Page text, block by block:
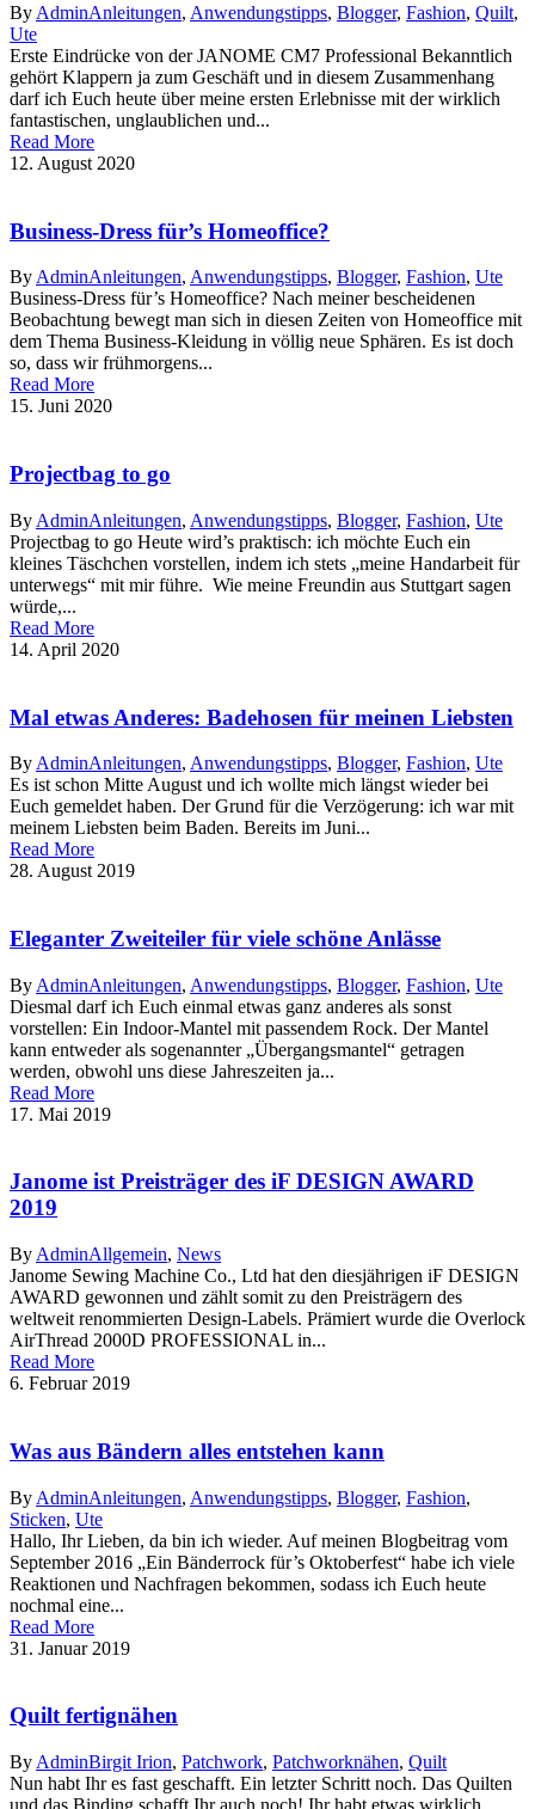
By AdminAnleitungen, Anwendungstipps, Blogger, Fashion, Quilt,
Ute
Erste Eindrücke von der JANOME CM7 Professional Bekanntlich
gehört Klappern ja zum Geschäft und in diesem Zusammenhang
darf ich Euch heute über meine ersten Erlebnisse mit der wirklich
fantastischen, unglaublichen und...
Read More
12. August 2020
Business-Dress für’s Homeoffice?
By AdminAnleitungen, Anwendungstipps, Blogger, Fashion, Ute
Business-Dress für’s Homeoffice? Nach meiner bescheidenen
Beobachtung bewegt man sich in diesen Zeiten von Homeoffice mit
dem Thema Business-Kleidung in völlig neue Sphären. Es ist doch
so, dass wir frühmorgens...
Read More
15. Juni 2020
Projectbag to go
By AdminAnleitungen, Anwendungstipps, Blogger, Fashion, Ute
Projectbag to go Heute wird’s praktisch: ich möchte Euch ein
kleines Täschchen vorstellen, indem ich stets „meine Handarbeit für
unterwegs“ mit mir führe. Wie meine Freundin aus Stuttgart sagen
würde,...
Read More
14. April 2020
Mal etwas Anderes: Badehosen für meinen Liebsten
By AdminAnleitungen, Anwendungstipps, Blogger, Fashion, Ute
Es ist schon Mitte August und ich wollte mich längst wieder bei
Euch gemeldet haben. Der Grund für die Verzögerung: ich war mit
meinem Liebsten beim Baden. Bereits im Juni...
Read More
28. August 2019
Eleganter Zweiteiler für viele schöne Anlässe
By AdminAnleitungen, Anwendungstipps, Blogger, Fashion, Ute
Diesmal darf ich Euch einmal etwas ganz anderes als sonst
vorstellen: Ein Indoor-Mantel mit passendem Rock. Der Mantel
kann entweder als sogenannter „Übergangsmantel“ getragen
werden, obwohl uns diese Jahreszeiten ja...
Read More
17. Mai 2019
Janome ist Preisträger des iF DESIGN AWARD
2019
By AdminAllgemein, News
Janome Sewing Machine Co., Ltd hat den diesjährigen iF DESIGN
AWARD gewonnen und zählt somit zu den Preisträgern des
weltweit renommierten Design-Labels. Prämiert wurde die Overlock
AirThread 2000D PROFESSIONAL in...
Read More
6. Februar 2019
Was aus Bändern alles entstehen kann
By AdminAnleitungen, Anwendungstipps, Blogger, Fashion,
Sticken, Ute
Hallo, Ihr Lieben, da bin ich wieder. Auf meinen Blogbeitrag vom
September 2016 „Ein Bänderrock für’s Oktoberfest“ habe ich viele
Reaktionen und Nachfragen bekommen, sodass ich Euch heute
nochmal eine...
Read More
31. Januar 2019
Quilt fertignähen
By AdminBirgit Irion, Patchwork, Patchworknähen, Quilt
Nun habt Ihr es fast geschafft. Ein letzter Schritt noch. Das Quilten
und das Binding schafft Ihr auch noch! Ihr habt etwas wirklich